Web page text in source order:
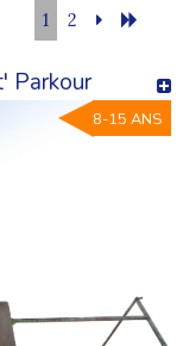
1 2
Parkour
8-15 ANS